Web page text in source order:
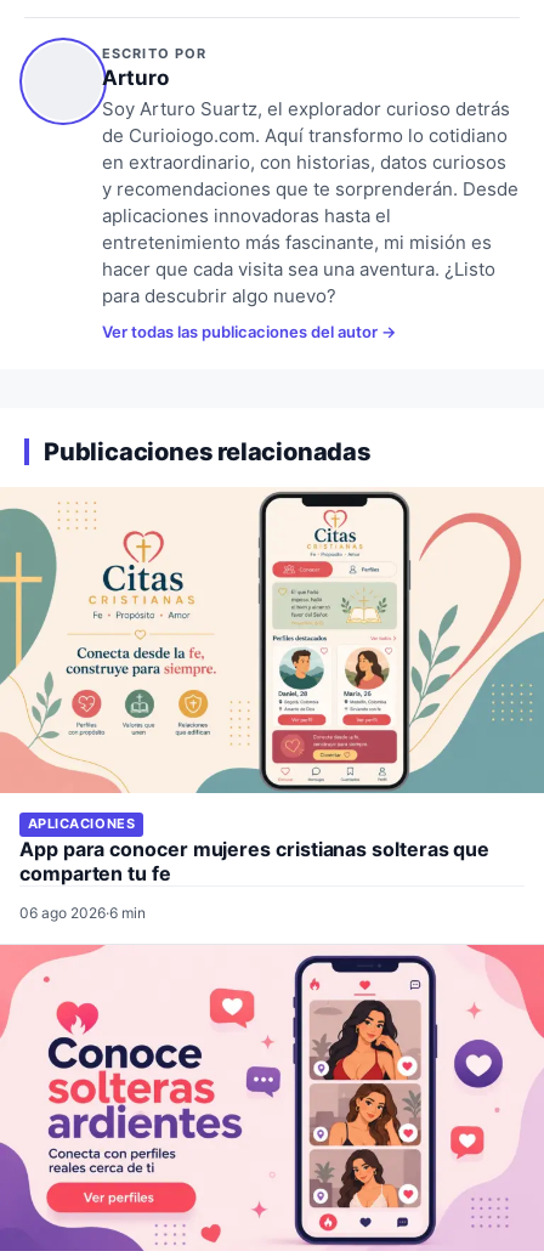
ESCRITO POR
Arturo
Soy Arturo Suartz, el explorador curioso detrás
de Curioiogo.com. Aquí transformo lo cotidiano
en extraordinario, con historias, datos curiosos
y recomendaciones que te sorprenderán. Desde
aplicaciones innovadoras hasta el
entretenimiento más fascinante, mi misión es
hacer que cada visita sea una aventura. ¿Listo
para descubrir algo nuevo?
Ver todas las publicaciones del autor
Publicaciones relacionadas
APLICACIONES
App para conocer mujeres cristianas solteras que
comparten tu fe
06 ago 2026·6 min